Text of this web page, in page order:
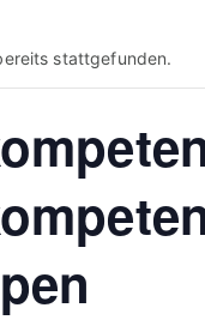
stattgefunden.